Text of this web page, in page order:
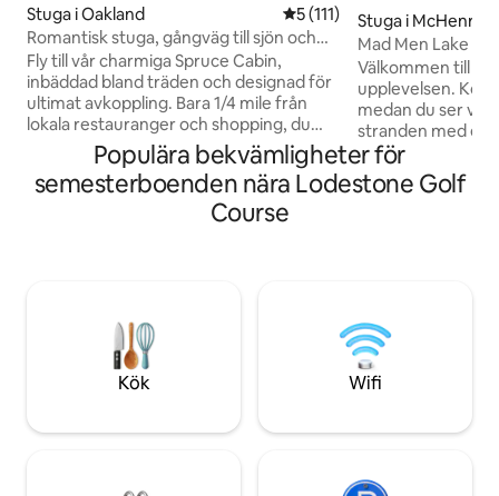
Stuga i Oakland 5 av 5 i genomsnittligt
5 (111)
Romantisk stuga, gångväg till sjön och
matplats/bubbelpool/hund
Fly till vår charmiga Spruce Cabin,
inbäddad bland träden och designad för
ultimat avkoppling. Bara 1/4 mile från
lokala restauranger och shopping, du
kommer att njuta av den perfekta
blandningen av natur och bekvämlighet.
Denna helt nya stuga har 2 mysiga
sovrum, fullt utrustat kök, bubbelpool
och ett modernt badrum, vilket gör den
lurviga följeslagare kan vara med på
Stuga i McHenry
Mad Men Lake
och
Välkommen till
upplevelsen.
medan du ser
stranden med en
handen. Slappna
betrakta
uppfriskande dag
och kanoter.
semestern
Populära bekvämligheter för
semesterboenden nära Lodestone Golf
Course
Kök Wifi